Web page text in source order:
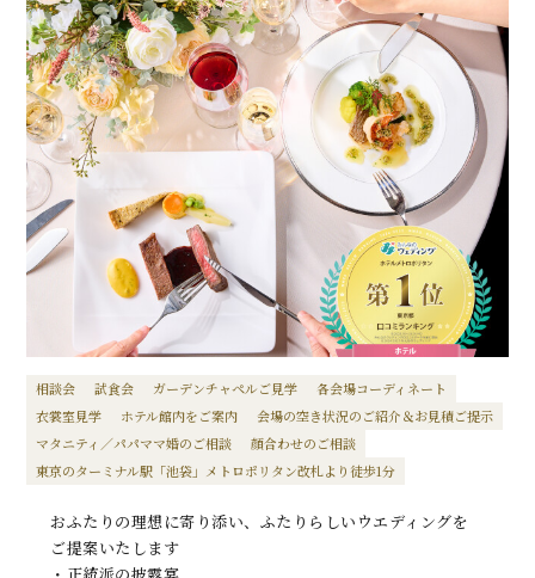
相談会 試食会 ガーデンチャペルご見学
各会場コーディネート
衣裳室見学
ホテル館内をご案内
会場の空き状況のご紹介＆お見積ご提示
マタニティ／パパママ婚のご相談
顔合わせのご相談
東京のターミナル駅「池袋」メトロポリタン改札より徒歩1分
おふたりの理想に寄り添い、ふたりらしいウエディングを
ご提案いたします